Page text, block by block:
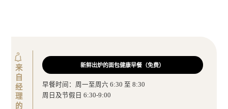
新鲜出炉的面包健康早餐（免费）
早餐时间：周一至周六 6:30 至 8:30
周日及节假日 6:30-9:00